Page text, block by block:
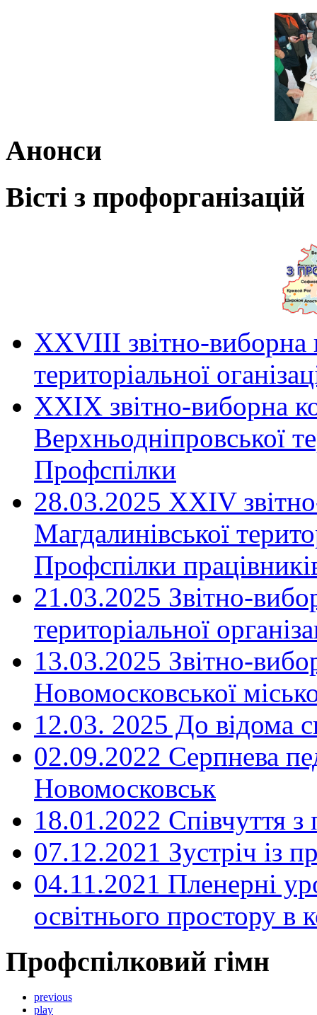
Анонси
Вісті з профорганізацій
ХХVIII звітно-виборна
територіальної
XXIX звітно-виборна
Верхньодніпровської
Профспілки
28.03.2025 ХХІV
Магдалинівської
Профспілки
21.03.2025 Звітно-
територіальної
13.03.2025 Звітно-
Новомосковської
12.03. 2025 До відома
02.09.2022 Серпнева
Новомосковськ
18.01.2022 Співчуття з
07.12.2021 Зустріч із
04.11.2021 Пленерні
освітнього простору
Профспілковий гімн
previous
play